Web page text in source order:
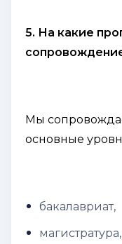
5. На какие
Мы
основные
бакалавриат,
магистратура,